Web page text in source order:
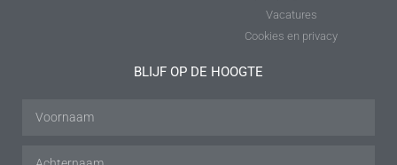
Vacatures
Cookies en privacy
BLIJF OP DE HOOGTE